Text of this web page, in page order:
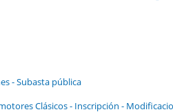
- Subasta pública
Clásicos - Inscripción -